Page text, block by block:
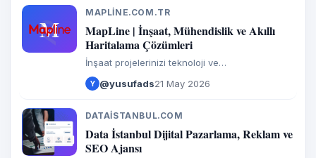
M
MAPLINE.COM.TR
MapLine | İnşaat, Mühendislik ve Akıllı
Haritalama Çözümleri
İnşaat projelerinizi teknoloji ve
sürdürülebilirlikle yönetiyoruz. Mühendislik
çözümleri, haritalama ve akıllı şehirlerde
Y @yusufads21 May 2026
D
DATAISTANBUL.COM
Data İstanbul Dijital Pazarlama, Reklam ve
SEO Ajansı